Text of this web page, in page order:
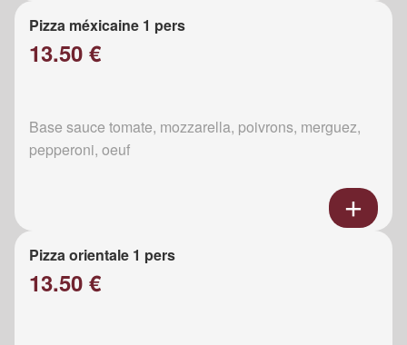
Pizza méxicaine 1 pers
13.50 €
Base sauce tomate, mozzarella, poivrons, merguez,
pepperoni, oeuf
Pizza orientale 1 pers
13.50 €